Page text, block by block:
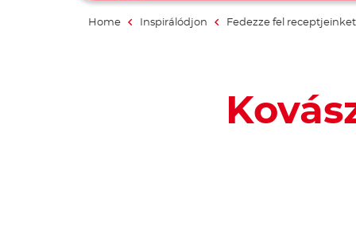
Home Inspirálódjon Fedezze fel